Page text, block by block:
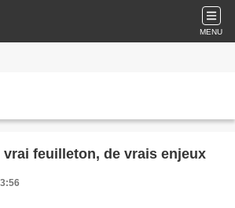
MENU
feuilleton, de vrais enjeux